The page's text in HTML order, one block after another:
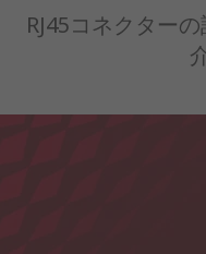
RJ45コネクター